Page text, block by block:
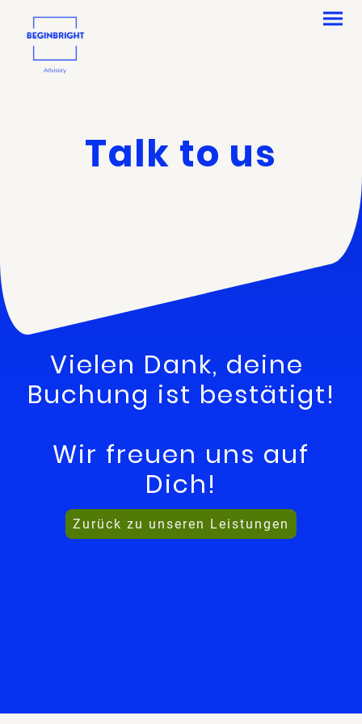
Talk to us
Vielen Dank, deine
Buchung ist bestätigt!
Wir freuen uns auf
Dich!
Zurück zu unseren Leistungen